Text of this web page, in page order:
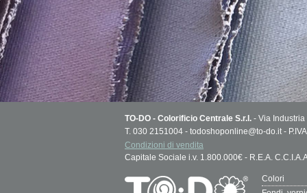
TO-DO - Colorificio Centrale S.r.l. - Via
T. 030 2151004 - todoshoponline@to-do.it -
Condizioni di vendita
Capitale Sociale i.v. 1.800.000€ - R.E.A.
Colori